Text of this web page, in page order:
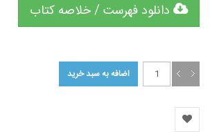
دانلود فهرست / خلاصه کتاب